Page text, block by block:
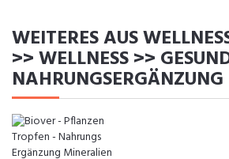
WEITERES AUS
>> WELLNESS >>
NAHRUNGSERGÄNZUNG